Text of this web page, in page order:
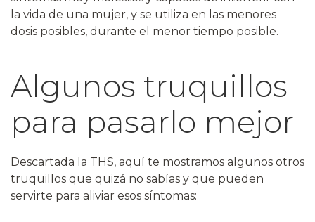
la vida de una mujer, y se utiliza en las menores
dosis posibles, durante el menor tiempo posible.
Algunos truquillos
para pasarlo mejor
Descartada la THS, aquí te mostramos algunos otros
truquillos que quizá no sabías y que pueden
servirte para aliviar esos síntomas: